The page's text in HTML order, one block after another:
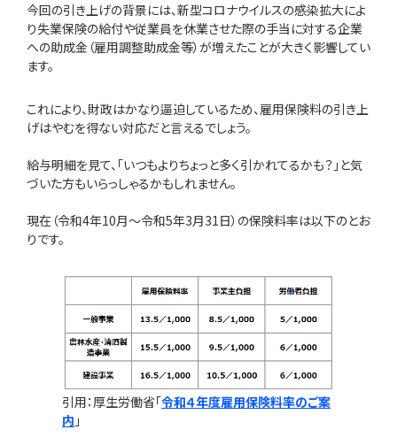
今回の引き上げの背景には、新型コロナウイルスの感染拡大によ
り失業保険の給付や従業員を休業させた際の手当に対する企業
への助成金（雇用調整助成金等）が増えたことが大きく影響してい
ます。
これにより、財政はかなり逼迫しているため、雇用保険料の引き上
げはやむを得ない対応だと言えるでしょう。
給与明細を見て、「いつもよりちょっと多く引かれてるかも？」と気
づいた方もいらっしゃるかもしれません。
現在（令和4年10月〜令和5年3月31日）の保険料率は以下のとお
りです。
引用：厚生労働省「令和４年度雇用保険料率のご案
内 」